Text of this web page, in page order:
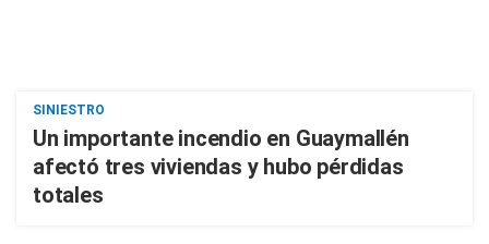
SINIESTRO
Un importante incendio en Guaymallén
afectó tres viviendas y hubo pérdidas
totales